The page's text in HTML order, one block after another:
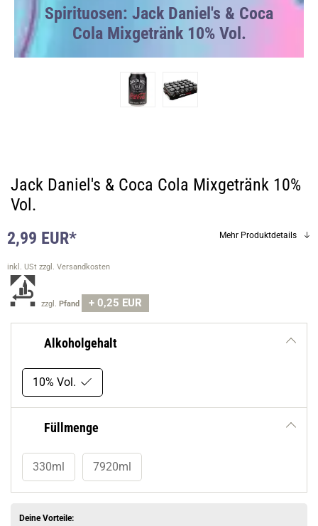
Spirituosen: Jack Daniel's & Coca
Cola Mixgetränk 10% Vol.
Jack Daniel's & Coca Cola Mixgetränk 10%
Vol.
2,99 EUR*
inkl. USt zzgl. Versandkosten
zzgl. Pfand + 0,25 EUR
Mehr Produktdetails
Alkoholgehalt
10% Vol.
Füllmenge
330ml 7920ml
Deine Vorteile: